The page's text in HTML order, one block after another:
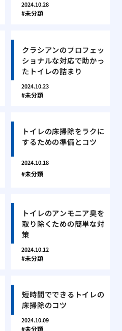
2024.10.28
未分類
クラシアンのプロフェッ
ショナルな対応で助かっ
たトイレの詰まり
2024.10.23
未分類
トイレの床掃除をラクに
するための準備とコツ
2024.10.18
未分類
トイレのアンモニア臭を
取り除くための簡単な対
策
2024.10.12
未分類
短時間でできるトイレの
床掃除のコツ
2024.10.09
未分類